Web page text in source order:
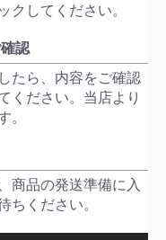
クしてください。
認
たら、内容をご確認
ください。当店より
。
商品の発送準備に入
ちください。